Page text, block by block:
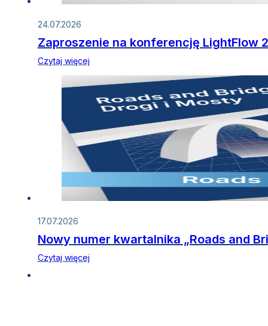
24.07.2026
Zaproszenie na konferencję LightFlow
Czytaj więcej
17.07.2026
Nowy numer kwartalnika „Roads and
Czytaj więcej